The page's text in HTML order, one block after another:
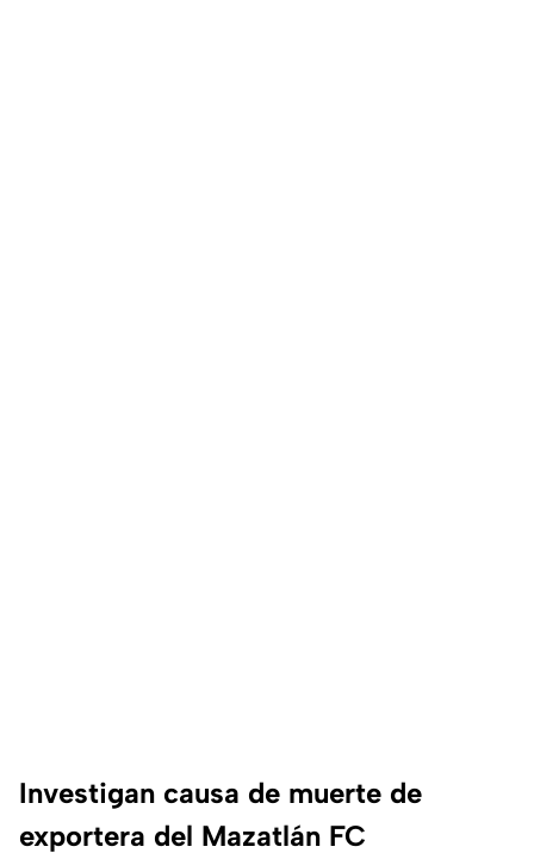
Investigan causa de muerte de
exportera del Mazatlán FC